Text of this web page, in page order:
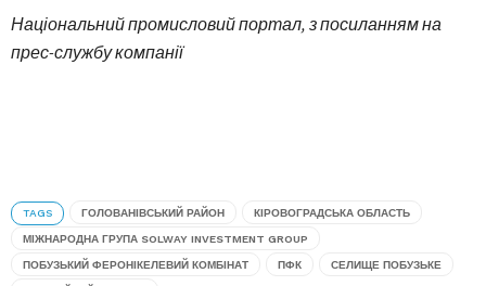
Національний промисловий портал, з посиланням на
прес-службу компанії
TAGS ГОЛОВАНІВСЬКИЙ РАЙОН КІРОВОГРАДСЬКА ОБЛАСТЬ
МІЖНАРОДНА ГРУПА SOLWAY INVESTMENT GROUP
ПОБУЗЬКИЙ ФЕРОНІКЕЛЕВИЙ КОМБІНАТ ПФК СЕЛИЩЕ ПОБУЗЬКЕ